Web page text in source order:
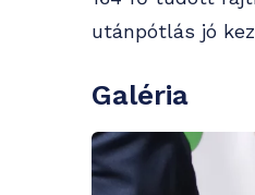
utánpótlás jó
Galéria